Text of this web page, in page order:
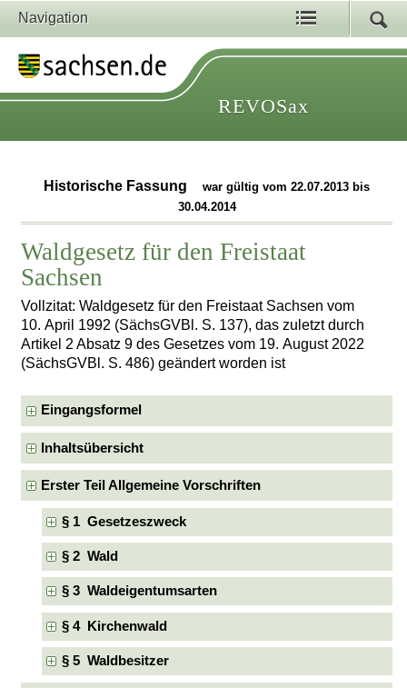
Navigation
REVOSax
Historische Fassung
war gültig vom 22.07.2013 bis
30.04.2014
Waldgesetz für den Freistaat
Sachsen
Vollzitat: Waldgesetz für den Freistaat Sachsen vom
10. April 1992 (SächsGVBl. S. 137), das zuletzt durch
Artikel 2 Absatz 9 des Gesetzes vom 19. August 2022
(SächsGVBl. S. 486) geändert worden ist
Eingangsformel
Inhaltsübersicht
Erster Teil Allgemeine Vorschriften
§ 1 Gesetzeszweck
§ 2 Wald
§ 3 Waldeigentumsarten
§ 4 Kirchenwald
§ 5 Waldbesitzer